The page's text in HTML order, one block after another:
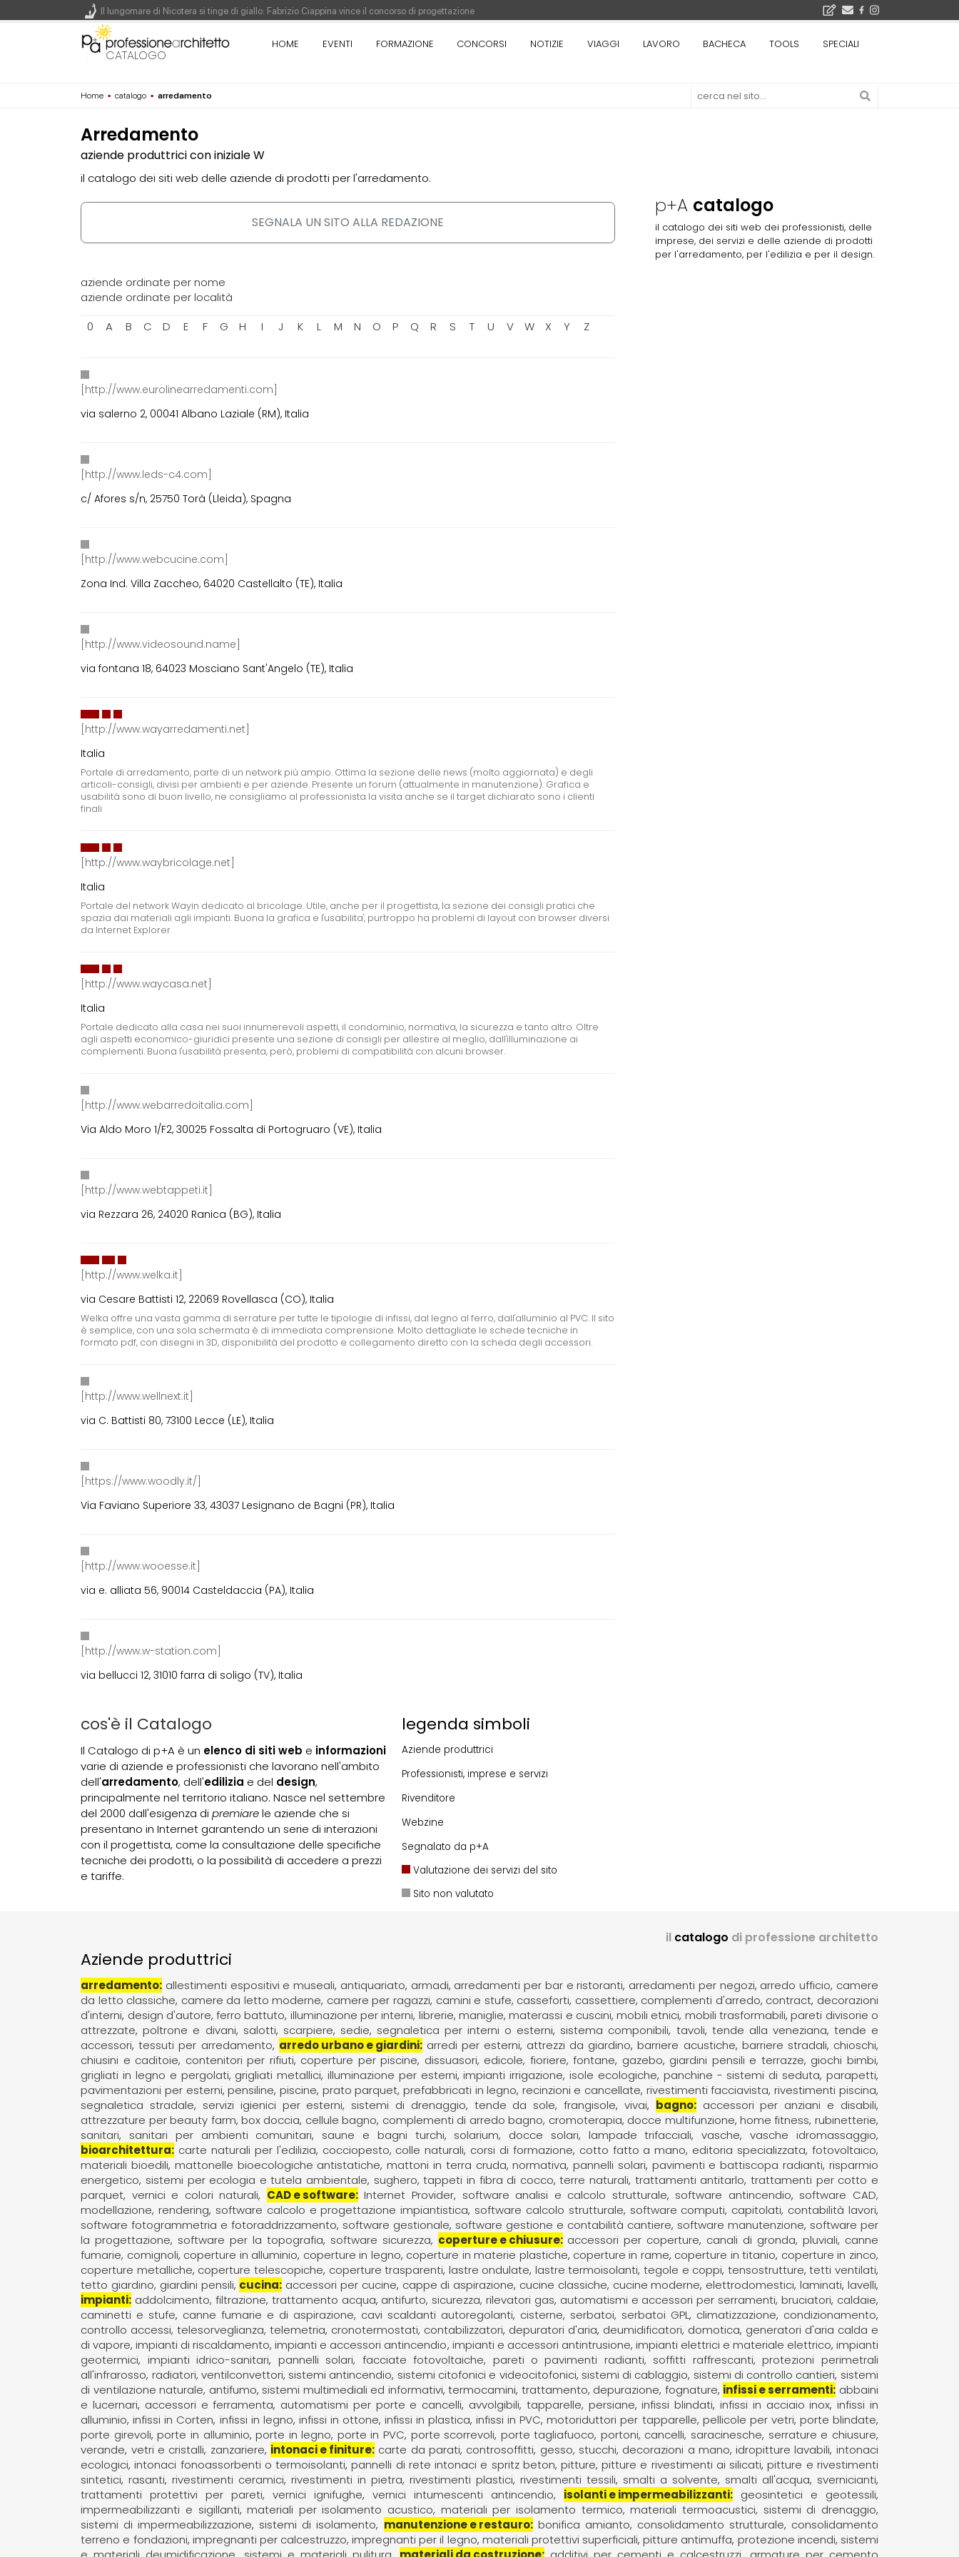
CATALOGO
HOME EVENTI FORMAZIONE CONCORSI NOTIZIE VIAGGI LAVORO BACHECA TOOLS SPECIALI
Home ▪ catalogo ▪ arredamento
Arredamento
aziende produttrici con iniziale W
il catalogo dei siti web delle aziende di prodotti per l'arredamento.
SEGNALA UN SITO ALLA REDAZIONE
aziende ordinate per nome
aziende ordinate per località
0
A B C D E F G H I J K L M N O P Q R S T U V W X Y Z
[http://www.eurolinearredamenti.com]
via salerno 2, 00041 Albano Laziale (RM), Italia
[http://www.leds-c4.com]
c/ Afores s/n, 25750 Torà (Lleida), Spagna
[http://www.webcucine.com]
Zona Ind. Villa Zaccheo, 64020 Castellalto (TE), Italia
[http://www.videosound.name]
via fontana 18, 64023 Mosciano Sant'Angelo (TE), Italia
[http://www.wayarredamenti.net]
Italia
Portale di arredamento, parte di un network più ampio. Ottima la sezione delle news (molto aggiornata) e degli
articoli-consigli, divisi per ambienti e per aziende. Presente un forum (attualmente in manutenzione). Grafica e
usabilità sono di buon livello, ne consigliamo al professionista la visita anche se il target dichiarato sono i clienti
finali
[http://www.waybricolage.net]
Italia
Portale del network Wayin dedicato al bricolage. Utile, anche per il progettista, la sezione dei consigli pratici che
spazia dai materiali agli impianti. Buona la grafica e l'usabilita', purtroppo ha problemi di layout con browser diversi
da Internet Explorer.
[http://www.waycasa.net]
Italia
Portale dedicato alla casa nei suoi innumerevoli aspetti, il condominio, normativa, la sicurezza e tanto altro. Oltre
agli aspetti economico-giuridici presente una sezione di consigli per allestire al meglio, dall'illuminazione ai
complementi. Buona l'usabilità presenta, però, problemi di compatibilità con alcuni browser.
[http://www.webarredoitalia.com]
Via Aldo Moro 1/F2, 30025 Fossalta di Portogruaro (VE), Italia
[http://www.webtappeti.it]
via Rezzara 26, 24020 Ranica (BG), Italia
[http://www.welka.it]
via Cesare Battisti 12, 22069 Rovellasca (CO), Italia
Welka offre una vasta gamma di serrature per tutte le tipologie di infissi, dal legno al ferro, dall'alluminio al PVC. Il sito
è semplice, con una sola schermata è di immediata comprensione. Molto dettagliate le schede tecniche in
formato pdf, con disegni in 3D, disponibilità del prodotto e collegamento diretto con la scheda degli accessori.
[http://www.wellnext.it]
via C. Battisti 80, 73100 Lecce (LE), Italia
[https://www.woodly.it/]
Via Faviano Superiore 33, 43037 Lesignano de Bagni (PR), Italia
[http://www.wooesse.it]
via e. alliata 56, 90014 Casteldaccia (PA), Italia
[http://www.w-station.com]
via bellucci 12, 31010 farra di soligo (TV), Italia
legenda simboli
Aziende produttrici
Professionisti, imprese e servizi
Rivenditore
Webzine
Segnalato da p+A
Valutazione dei servizi del sito
Sito non valutato
cos'è il Catalogo
Il Catalogo di p+A è un elenco di siti web e informazioni
varie di aziende e professionisti che lavorano nell'ambito
dell'arredamento, dell'edilizia e del design,
principalmente nel territorio italiano. Nasce nel settembre
del 2000 dall'esigenza dipremiarele aziende che si
presentano in Internet garantendo un serie di interazioni
con il progettista, come la consultazione delle specifiche
tecniche dei prodotti, o la possibilità di accedere a prezzi
e tariffe.
p+A catalogo
il catalogo dei siti web dei professionisti, delle
imprese, dei servizi e delle aziende di prodotti
per l'arredamento, per l'edilizia e per il design.
il catalogo di professione architetto
Aziende produttrici
arredamento allestimenti espositivi e museali antiquariato armadi arredamenti per bar e ristoranti arredamenti per negozi arredo ufficio camere
da letto classiche camere da letto moderne camere per ragazzi camini e stufe casseforti cassettiere complementi d'arredo contract decorazioni
d'interni design d'autore ferro battuto illuminazione per interni librerie maniglie materassi e cuscini mobili etnici mobili trasformabili pareti divisorie o
attrezzate poltrone e divani salotti scarpiere sedie segnaletica per interni o esterni sistema componibili tavoli tende alla veneziana tende e
accessori tessuti per arredamento arredo urbano e giardini arredi per esterni attrezzi da giardino barriere acustiche barriere stradali chioschi
chiusini e caditoie contenitori per rifiuti coperture per piscine dissuasori edicole fioriere fontane gazebo giardini pensili e terrazze giochi bimbi
grigliati in legno e pergolati grigliati metallici illuminazione per esterni impianti irrigazione isole ecologiche panchine - sistemi di seduta parapetti
pavimentazioni per esterni pensiline piscine prato parquet prefabbricati in legno recinzioni e cancellate rivestimenti facciavista rivestimenti piscina
segnaletica stradale
servizi igienici per esterni sistemi di drenaggio tende da sole, frangisole vivai bagno
accessori per anziani e disabili
attrezzature per beauty farm box doccia cellule bagno complementi di arredo bagno cromoterapia docce multifunzione home fitness rubinetterie
sanitari
sanitari per ambienti comunitari saune e bagni turchi solarium, docce solari, lampade trifacciali vasche
vasche idromassaggio
bioarchitettura carte naturali per l'edilizia cocciopesto colle naturali corsi di formazione cotto fatto a mano editoria specializzata fotovoltaico
materiali bioedili mattonelle bioecologiche antistatiche mattoni in terra cruda normativa pannelli solari pavimenti e battiscopa radianti risparmio
energetico sistemi per ecologia e tutela ambientale sughero tappeti in fibra di cocco terre naturali trattamenti antitarlo trattamenti per cotto e
parquet vernici e colori naturali CAD e software Internet Provider software analisi e calcolo strutturale software antincendio
software CAD,
modellazione, rendering software calcolo e progettazione impiantistica software calcolo strutturale software computi, capitolati, contabilità lavori
software fotogrammetria e fotoraddrizzamento software gestionale software gestione e contabilità cantiere software manutenzione software per
la progettazione software per la topografia software sicurezza coperture e chiusure accessori per coperture canali di gronda, pluviali canne
fumarie, comignoli coperture in alluminio coperture in legno coperture in materie plastiche coperture in rame coperture in titanio coperture in zinco
coperture metalliche coperture telescopiche coperture trasparenti lastre ondulate lastre termoisolanti tegole e coppi tensostrutture tetti ventilati
tetto giardino, giardini pensili cucina accessori per cucine cappe di aspirazione cucine classiche cucine moderne elettrodomestici laminati lavelli
impianti addolcimento, filtrazione, trattamento acqua antifurto, sicurezza, rilevatori gas automatismi e accessori per serramenti bruciatori caldaie
caminetti e stufe canne fumarie e di aspirazione cavi scaldanti autoregolanti cisterne, serbatoi, serbatoi GPL climatizzazione, condizionamento
controllo accessi, telesorveglianza, telemetria cronotermostati, contabilizzatori depuratori d'aria deumidificatori domotica generatori d'aria calda e
di vapore impianti di riscaldamento impianti e accessori antincendio impianti e accessori antintrusione impianti elettrici e materiale elettrico impianti
geotermici
impianti idrico-sanitari pannelli solari, facciate fotovoltaiche pareti o pavimenti radianti, soffitti raffrescanti
protezioni perimetrali
all'infrarosso radiatori, ventilconvettori sistemi antincendio sistemi citofonici e videocitofonici sistemi di cablaggio sistemi di controllo cantieri sistemi
di ventilazione naturale, antifumo sistemi multimediali ed informativi termocamini trattamento, depurazione, fognature infissi e serramenti abbaini
e lucernari accessori e ferramenta automatismi per porte e cancelli avvolgibili, tapparelle, persiane infissi blindati infissi in acciaio inox infissi in
alluminio infissi in Corten infissi in legno infissi in ottone infissi in plastica infissi in PVC motoriduttori per tapparelle pellicole per vetri porte blindate
porte girevoli porte in alluminio porte in legno porte in PVC porte scorrevoli porte tagliafuoco portoni, cancelli, saracinesche serrature e chiusure
verande vetri e cristalli zanzariere intonaci e finiture carte da parati controsoffitti gesso, stucchi, decorazioni a mano idropitture lavabili intonaci
ecologici intonaci fonoassorbenti o termoisolanti pannelli di rete intonaci e spritz beton pitture pitture e rivestimenti ai silicati pitture e rivestimenti
sintetici rasanti rivestimenti ceramici rivestimenti in pietra rivestimenti plastici rivestimenti tessili smalti a solvente smalti all'acqua svernicianti
trattamenti protettivi per pareti
vernici ignifughe vernici intumescenti antincendio isolanti e impermeabilizzanti
geosintetici e geotessili
impermeabilizzanti e sigillanti materiali per isolamento acustico materiali per isolamento termico materiali termoacustici
sistemi di drenaggio
sistemi di impermeabilizzazione sistemi di isolamento manutenzione e restauro bonifica amianto consolidamento strutturale consolidamento
terreno e fondazioni impregnanti per calcestruzzo impregnanti per il legno materiali protettivi superficiali pitture antimuffa protezione incendi sistemi
Il lungomare di Nicotera si tinge di giallo: Fabrizio Ciappina vince il concorso di progettazione
Il decreto infrastrutture è legge, le novità dall'anticipazione del prezzo alla Soprintendenza speciale